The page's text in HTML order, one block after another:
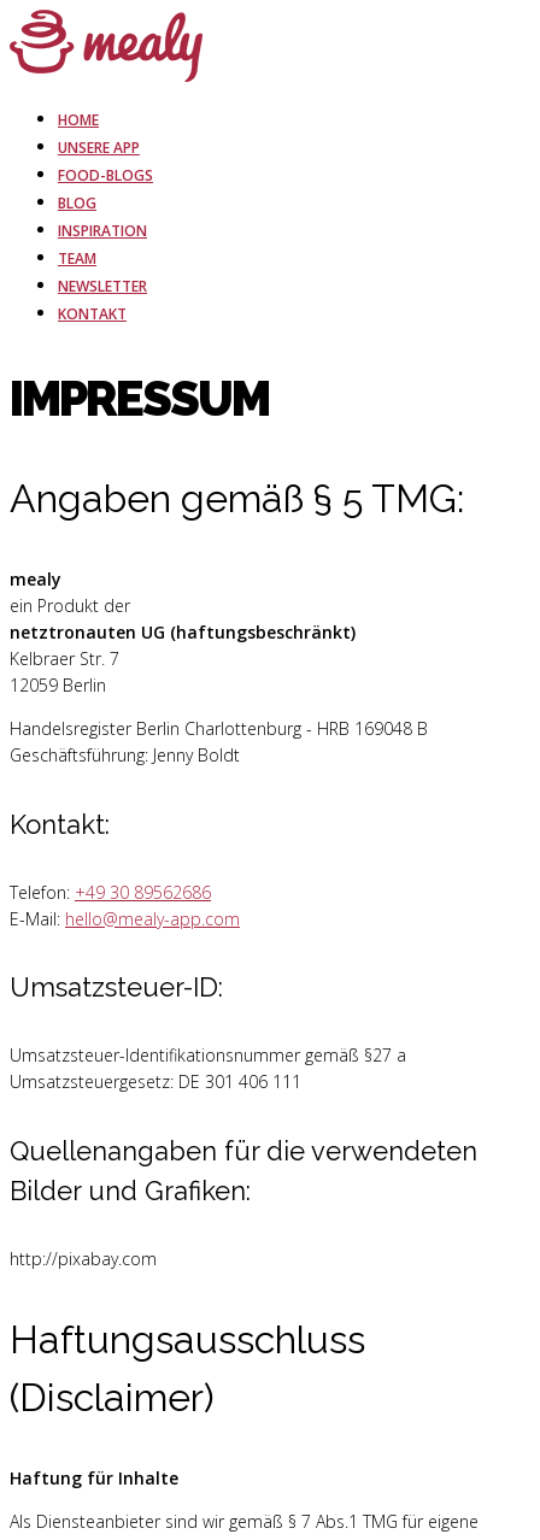
HOME
UNSERE APP
FOOD-BLOGS
BLOG
INSPIRATION
TEAM
NEWSLETTER
KONTAKT
IMPRESSUM
Angaben gemäß § 5 TMG:
mealy
ein Produkt der
netztronauten UG (haftungsbeschränkt)
Kelbraer Str. 7
12059 Berlin
Handelsregister Berlin Charlottenburg - HRB 169048 B
Geschäftsführung: Jenny Boldt
Kontakt:
Telefon: +49 30 89562686
E-Mail: hello@mealy-app.com
Umsatzsteuer-ID:
Umsatzsteuer-Identifikationsnummer gemäß §27 a
Umsatzsteuergesetz: DE 301 406 111
Quellenangaben für die verwendeten
Bilder und Grafiken:
http://pixabay.com
Haftungsausschluss
(Disclaimer)
Haftung für Inhalte
Als Diensteanbieter sind wir gemäß § 7 Abs.1 TMG für eigene